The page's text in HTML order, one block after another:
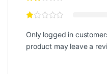
Only logged in
product may leave a